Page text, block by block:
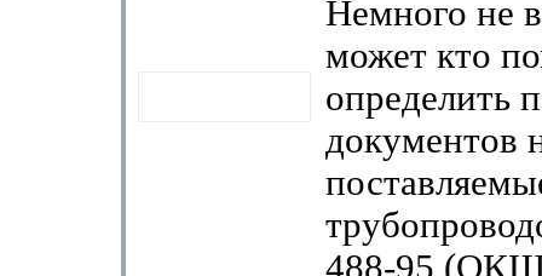
Немного не
может кто
определить
документов
488-95